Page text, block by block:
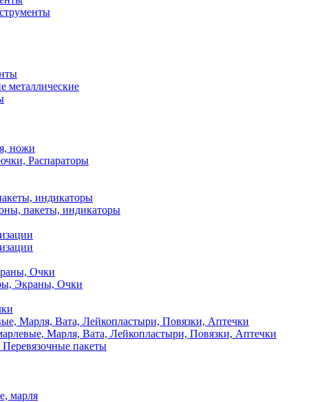
металлические
ножи
Распараторы
индикаторы
пакеты, индикаторы
Очки
Экраны, Очки
Марля, Вата, Лейкопластыри, Повязки, Аптечки
Марля, Вата, Лейкопластыри, Повязки, Аптечки
пакеты
марля